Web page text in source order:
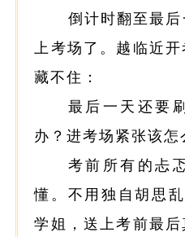
倒计时翻至最
上考场了。越临近
藏不住：
最后一天还要
办？进考场紧张该怎
考前所有的忐
懂。不用独自胡思乱
学姐，送上考前最